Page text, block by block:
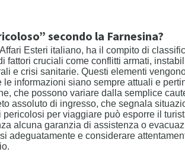
secondo la Farnesina?
Esteri italiano, ha il compito di
fattori cruciali come conflitti armati,
e crisi sanitarie. Questi elementi
le informazioni siano sempre attuali e
che possono variare dalla semplice
assoluto di ingresso, che segnala
per viaggiare può esporre il
alcuna garanzia di assistenza o
adeguatamente e considerare